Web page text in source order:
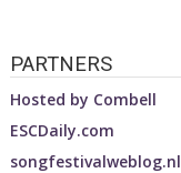
PARTNERS
Hosted by Combell
ESCDaily.com
songfestivalweblog.nl